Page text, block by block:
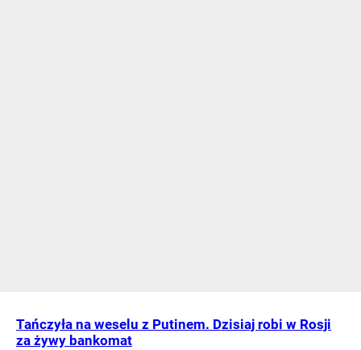
Tańczyła na weselu z Putinem. Dzisiaj robi w Rosji
za żywy bankomat